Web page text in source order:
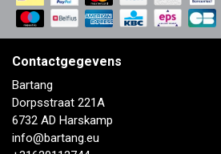
Contactgegevens
Bartang
Dorpsstraat 221A
6732 AD Harskamp
info@bartang.eu